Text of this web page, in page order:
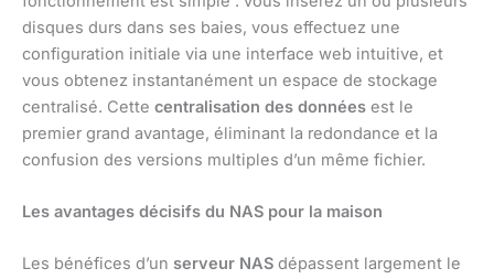
disques durs dans ses baies, vous effectuez une
configuration initiale via une interface web intuitive, et
vous obtenez instantanément un espace de stockage
centralisé. Cette centralisation des données est le
premier grand avantage, éliminant la redondance et la
confusion des versions multiples d’un même fichier.
Les avantages décisifs du NAS pour la maison
Les bénéfices d’un serveur NAS dépassent largement le